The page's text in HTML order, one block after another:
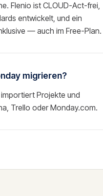
Flenio ist CLOUD-Act-frei,
entwickelt, und ein
— auch im Free-Plan.
migrieren?
Projekte und
Trello oder Monday.com.